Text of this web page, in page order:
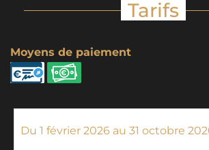
Tarifs
Moyens de paiement